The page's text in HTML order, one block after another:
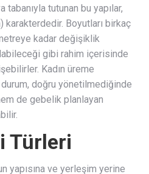
tabanıyla tutunan bu yapılar,
Boyutları birkaç
kadar değişiklik
gibi rahim içerisinde
Kadın üreme
doğru yönetilmediğinde
de gebelik planlayan
Türleri
yapısına ve yerleşim yerine